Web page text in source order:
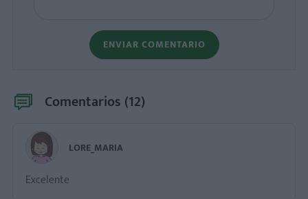
ENVIAR COMENTARIO
Comentarios (12)
LORE_MARIA
Excelente